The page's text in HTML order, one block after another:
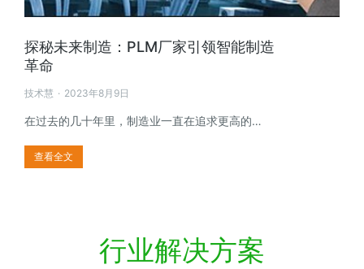
探秘未来制造：PLM厂家引领智能制造
革命
技术慧 2023年8月9日
在过去的几十年里，制造业一直在追求更高的…
查看全文
行业解决方案